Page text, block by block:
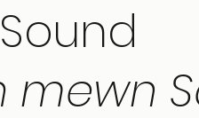
mewn